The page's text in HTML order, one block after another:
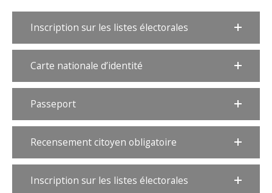
Inscription sur les listes électorales
Carte nationale d’identité
Passeport
Recensement citoyen obligatoire
Inscription sur les listes électorales